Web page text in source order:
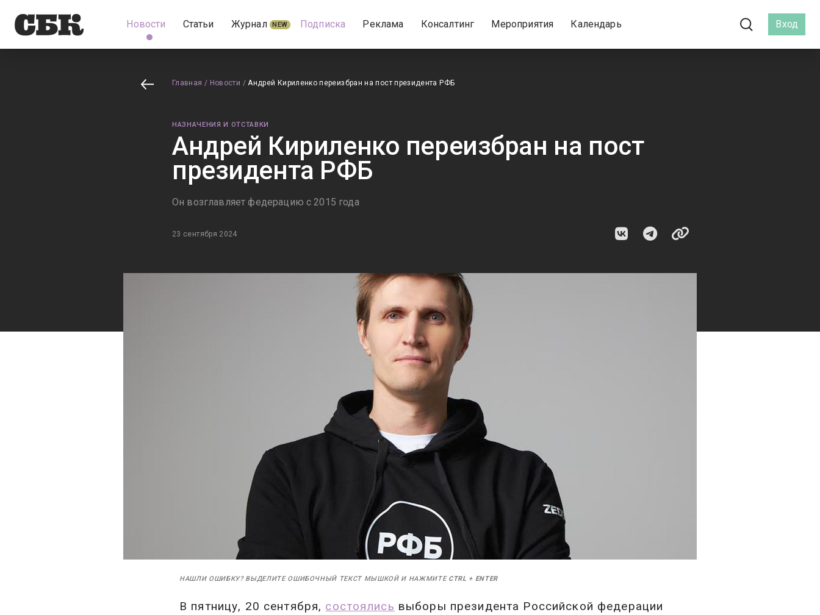
Новости Статьи Журнал NEW Подписка Реклама Консалтинг Мероприятия Календарь Вход
Главная / Новости / Андрей Кириленко переизбран на пост президента РФБ
НАЗНАЧЕНИЯ И ОТСТАВКИ
Андрей Кириленко переизбран на пост
президента РФБ
Он возглавляет федерацию с 2015 года
23 сентября 2024
НАШЛИ ОШИБКУ? ВЫДЕЛИТЕ ОШИБОЧНЫЙ ТЕКСТ МЫШКОЙ И НАЖМИТЕ CTRL + ENTER
В пятницу, 20 сентября, состоялись выборы президента Российской федерации